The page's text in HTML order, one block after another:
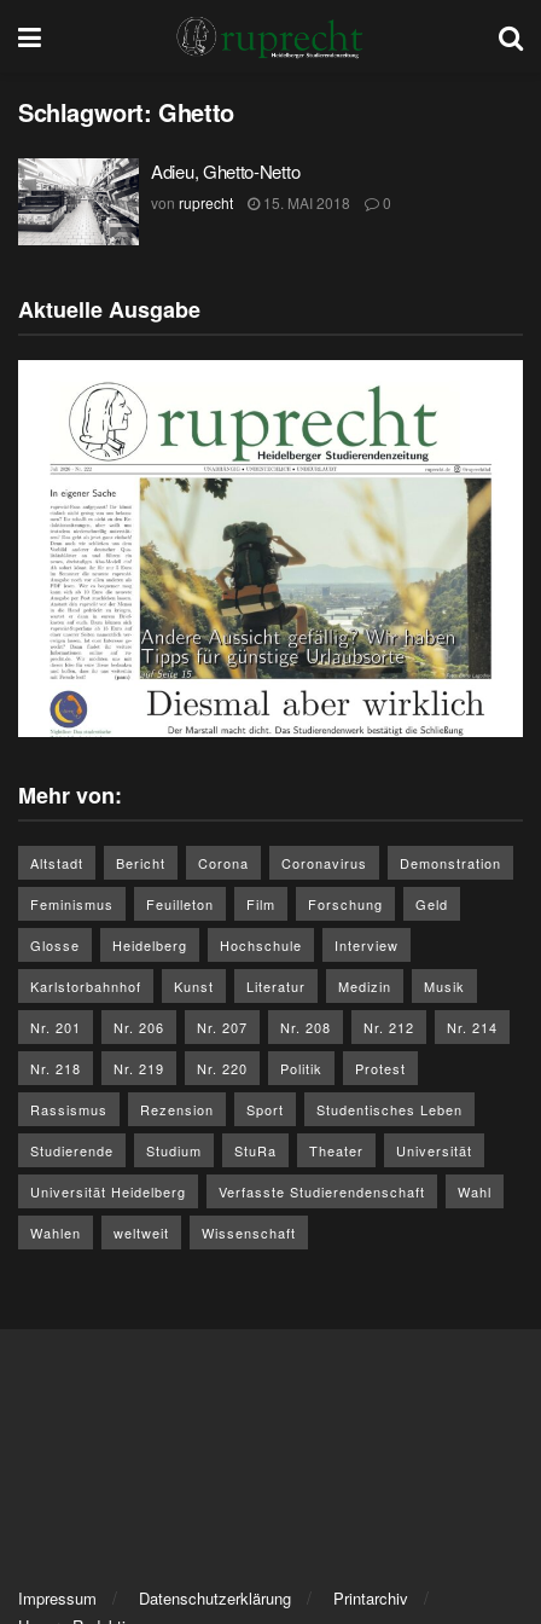
Schlagwort:Ghetto
Adieu, Ghetto-Netto
von ruprecht 15. MAI 2018 0
Aktuelle Ausgabe
Mehr von:
Altstadt Bericht Corona Coronavirus Demonstration
Feminismus Feuilleton Film Forschung Geld
Glosse Heidelberg Hochschule Interview
Karlstorbahnhof Kunst Literatur Medizin Musik
Nr. 201 Nr. 206 Nr. 207 Nr. 208 Nr. 212 Nr. 214
Nr. 218 Nr. 219 Nr. 220 Politik Protest
Rassismus Rezension Sport Studentisches Leben
Studierende Studium StuRa Theater Universität
Universität Heidelberg Verfasste Studierendenschaft Wahl
Wahlen weltweit Wissenschaft
Impressum Datenschutzerklärung
Printarchiv